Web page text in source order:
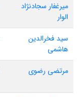
میرغفار سجادنژاد
الوار
سید فخرالدین
هاشمی
مرتضی رضوی